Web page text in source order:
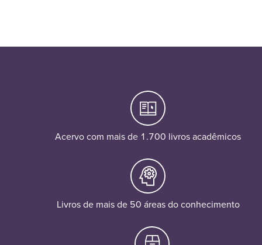
Acervo com mais de 1.700 livros acadêmicos
Livros de mais de 50 áreas do conhecimento